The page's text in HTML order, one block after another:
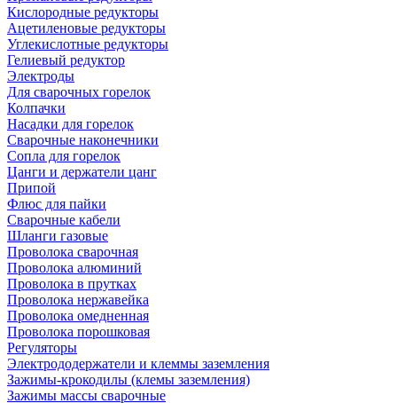
Кислородные редукторы
Ацетиленовые редукторы
Углекислотные редукторы
Гелиевый редуктор
Электроды
Для сварочных горелок
Колпачки
Насадки для горелок
Сварочные наконечники
Сопла для горелок
Цанги и держатели цанг
Припой
Флюс для пайки
Сварочные кабели
Шланги газовые
Проволока сварочная
Проволока алюминий
Проволока в прутках
Проволока нержавейка
Проволока омедненная
Проволока порошковая
Регуляторы
Электрододержатели и клеммы заземления
Зажимы-крокодилы (клемы заземления)
Зажимы массы сварочные